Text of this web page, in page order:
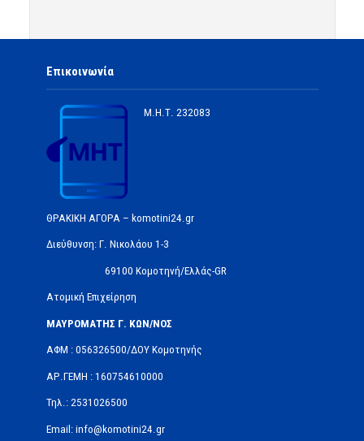
Επικοινωνία
Μ.Η.Τ. 232083
ΘΡΑΚΙΚΗ ΑΓΟΡΑ – komotini24.gr
Διεύθυνση: Γ. Νικολάου 1-3
69100 Κομοτηνή/Ελλάς-GR
Ατομική Επιχείρηση
ΜΑΥΡΟΜΑΤΗΣ Γ. ΚΩΝ/ΝΟΣ
ΑΦΜ : 056326500/ΔOΥ Κομοτηνής
ΑΡ.ΓΕΜΗ : 160754610000
Τηλ.: 2531026500
Email: info@komotini24.gr